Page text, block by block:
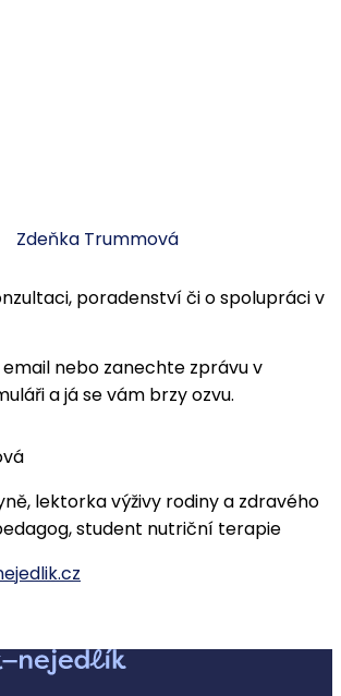
Zdeňka Trummová
poradenství či o spolupráci v
nebo zanechte zprávu v
a já se vám brzy ozvu.
lektorka výživy rodiny a zdravého
student nutriční terapie